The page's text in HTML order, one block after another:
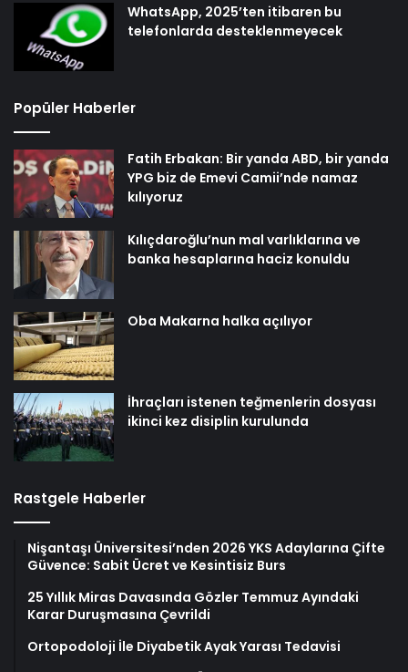
WhatsApp, 2025’ten itibaren bu
telefonlarda desteklenmeyecek
Popüler Haberler
Fatih Erbakan: Bir yanda ABD, bir yanda
YPG biz de Emevi Camii’nde namaz
kılıyoruz
Kılıçdaroğlu’nun mal varlıklarına ve
banka hesaplarına haciz konuldu
Oba Makarna halka açılıyor
İhraçları istenen teğmenlerin dosyası
ikinci kez disiplin kurulunda
Rastgele Haberler
Nişantaşı Üniversitesi’nden 2026 YKS Adaylarına Çifte
Güvence: Sabit Ücret ve Kesintisiz Burs
25 Yıllık Miras Davasında Gözler Temmuz Ayındaki
Karar Duruşmasına Çevrildi
Ortopodoloji İle Diyabetik Ayak Yarası Tedavisi